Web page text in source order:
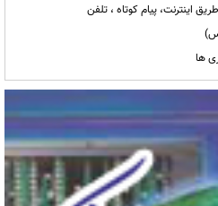
اینترنت، پیام کوتاه ، تلفن
ها